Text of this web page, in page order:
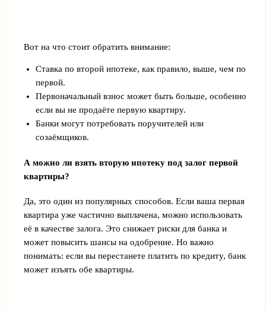
Вот на что стоит обратить внимание:
Ставка по второй ипотеке, как правило, выше, чем по
первой.
Первоначальный взнос может быть больше, особенно
если вы не продаёте первую квартиру.
Банки могут потребовать поручителей или
созаёмщиков.
А можно ли взять вторую ипотеку под залог первой
квартиры?
Да, это один из популярных способов. Если ваша первая
квартира уже частично выплачена, можно использовать
её в качестве залога. Это снижает риски для банка и
может повысить шансы на одобрение. Но важно
понимать: если вы перестанете платить по кредиту, банк
может изъять обе квартиры.